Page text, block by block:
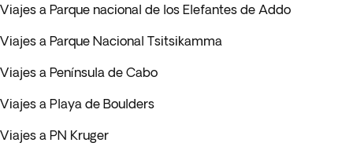
Viajes a Parque nacional de los Elefantes de Addo
Viajes a Parque Nacional Tsitsikamma
Viajes a Península de Cabo
Viajes a Playa de Boulders
Viajes a PN Kruger